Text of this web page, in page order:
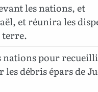
les nations, et
et réunira les
terre.
nations pour
débris épars de